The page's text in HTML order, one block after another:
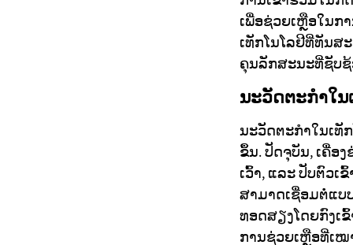
ເພື່ອຊ່ວຍເຫຼືອໃນກ
ເທັກໂນໂລຢີທີ່ທັນສ
ຄຸນລັກສະນະທີ່ຊັບຊ້
ນະວັດຕະກໍາໃນ
ນະວັດຕະກໍາໃນເທັ
ຂຶ້ນ. ປັດຈຸບັນ, ເຄື່ອ
ເວົ້າ, ແລະ ປັບຕົວ
ສາມາດເຊື່ອມຕໍ່ແບ
ທອດສຽງໂດຍກົງເ
ການຊ່ວຍເຫຼືອທີ່ເໝ